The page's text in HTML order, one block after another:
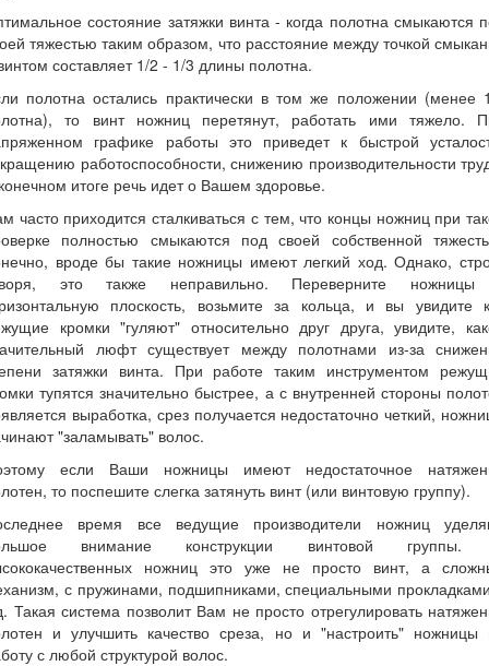
состояние затяжки винта - когда полотна смыкаются
тяжестью таким образом, что расстояние между точкой
составляет 1/2 - 1/3 длины полотна.
полотна остались практически в том же положении (менее
то винт ножниц перетянут, работать ими тяжело.
графике работы это приведет к быстрой
работоспособности, снижению производительности
итоге речь идет о Вашем здоровье.
часто приходится сталкиваться с тем, что концы ножниц при
полностью смыкаются под своей собственной
вроде бы такие ножницы имеют легкий ход. Однако,
это также неправильно. Переверните
плоскость, возьмите за кольца, и вы увидите
кромки "гуляют" относительно друг друга, увидите,
люфт существует между полотнами из-за
затяжки винта. При работе таким инструментом
тупятся значительно быстрее, а с внутренней стороны
выработка, срез получается недостаточно четкий,
"заламывать" волос.
если Ваши ножницы имеют недостаточное
то поспешите слегка затянуть винт (или винтовую группу).
время все ведущие производители ножниц
внимание конструкции винтовой
ножниц это уже не просто винт, а
с пружинами, подшипниками, специальными
Такая система позволит Вам не просто отрегулировать
и улучшить качество среза, но и "настроить" ножницы
с любой структурой волос.